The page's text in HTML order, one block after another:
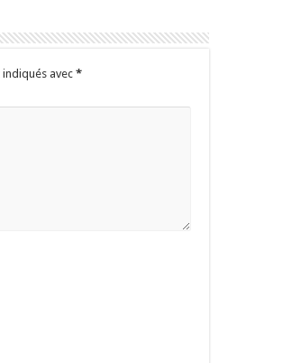
avec *